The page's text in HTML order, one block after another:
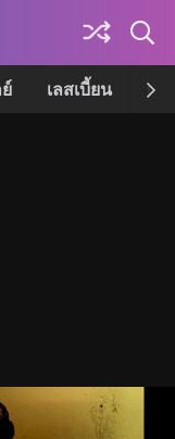
ย์ เลสเบี้ยน เค